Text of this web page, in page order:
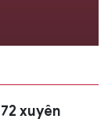
xuyên